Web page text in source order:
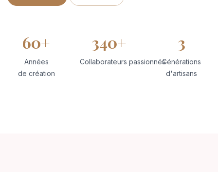
60+
Années
de création
340+
Collaborateurs passionnés
3
Générations
d'artisans